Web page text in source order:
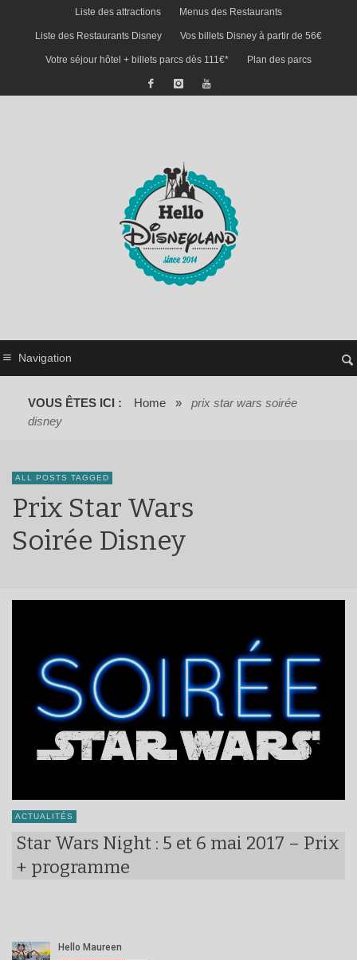
Liste des attractions Menus des Restaurants
Liste des Restaurants Disney Vos billets Disney à partir de 56€
Votre séjour hôtel + billets parcs dès 111€* Plan des parcs
Navigation
VOUS ÊTES ICI : Home »
prix star wars soirée
disney
ALL POSTS TAGGED
Prix Star Wars
Soirée Disney
ACTUALITÉS
Star Wars Night : 5 et 6 mai 2017 – Prix
+ programme